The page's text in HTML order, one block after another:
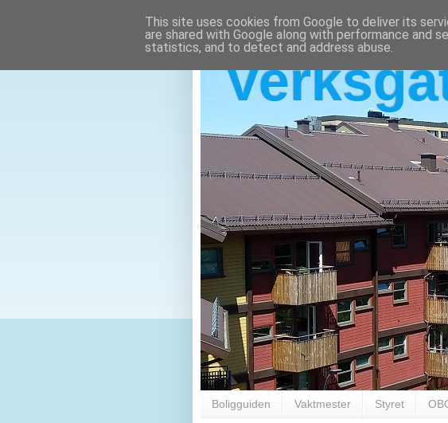
Boligguiden Vaktmester Styret
This site uses cookies from Google to deliver its
are shared with Google along with performance and
statistics, and to detect and address abuse.